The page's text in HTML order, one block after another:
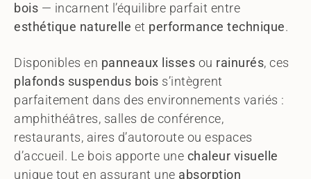
bois — incarnent l’équilibre parfait entre
esthétique naturelle et performance technique.
Disponibles en panneaux lisses ou rainurés, ces
plafonds suspendus bois s’intègrent
parfaitement dans des environnements variés :
amphithéâtres, salles de conférence,
restaurants, aires d’autoroute ou espaces
d’accueil. Le bois apporte une chaleur visuelle
unique tout en assurant une absorption